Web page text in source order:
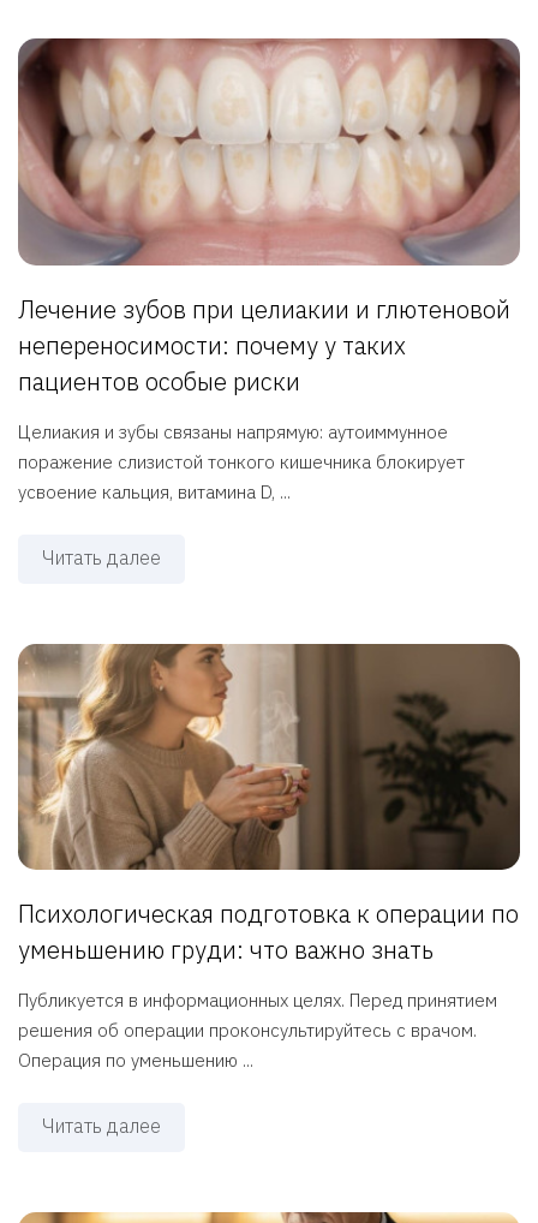
Лечение зубов при целиакии и глютеновой
непереносимости: почему у таких
пациентов особые риски
Целиакия и зубы связаны напрямую: аутоиммунное
поражение слизистой тонкого кишечника блокирует
усвоение кальция, витамина D, ...
Читать далее
Психологическая подготовка к операции по
уменьшению груди: что важно знать
Публикуется в информационных целях. Перед принятием
решения об операции проконсультируйтесь с врачом.
Операция по уменьшению ...
Читать далее